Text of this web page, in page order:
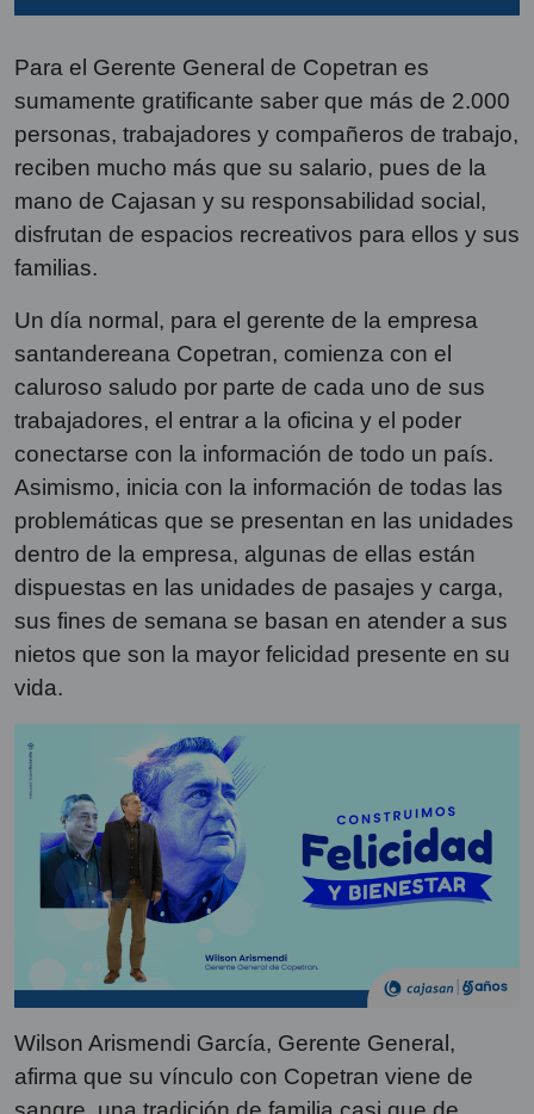
Para el Gerente General de Copetran es
sumamente gratificante saber que más de 2.000
personas, trabajadores y compañeros de trabajo,
reciben mucho más que su salario, pues de la
mano de Cajasan y su responsabilidad social,
disfrutan de espacios recreativos para ellos y sus
familias.
Un día normal, para el gerente de la empresa
santandereana Copetran, comienza con el
caluroso saludo por parte de cada uno de sus
trabajadores, el entrar a la oficina y el poder
conectarse con la información de todo un país.
Asimismo, inicia con la información de todas las
problemáticas que se presentan en las unidades
dentro de la empresa, algunas de ellas están
dispuestas en las unidades de pasajes y carga,
sus fines de semana se basan en atender a sus
nietos que son la mayor felicidad presente en su
vida.
Wilson Arismendi García, Gerente General,
afirma que su vínculo con Copetran viene de